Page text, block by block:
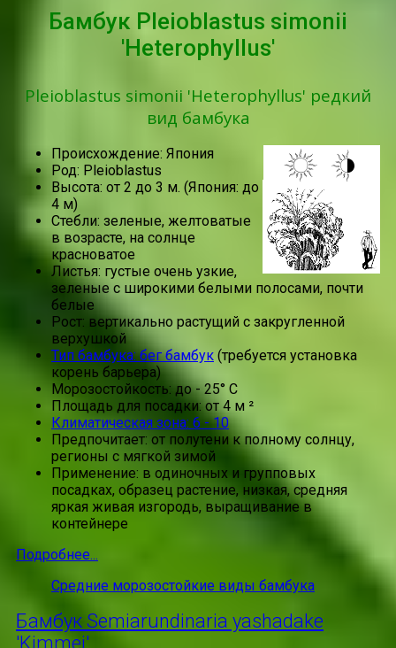
Бамбук Pleioblastus simonii
'Heterophyllus'
Pleioblastus simonii 'Heterophyllus' редкий
вид бамбука
Происхождение: Япония
Род: Pleioblastus
Высота: от 2 до 3 м. (Япония: до
4 м)
Стебли: зеленые, желтоватые
в возрасте, на солнце
красноватое
Листья: густые очень узкие,
зеленые с широкими белыми полосами, почти
белые
Рост: вертикально растущий с закругленной
верхушкой
Тип бамбука: бег бамбук (требуется установка
корень барьера)
Морозостойкость: до - 25° C
Площадь для посадки: от 4 м ²
Климатическая зона: 6 - 10
Предпочитает: от полутени к полному солнцу,
регионы с мягкой зимой
Применение: в одиночных и групповых
посадках, образец растение, низкая, средняя
яркая живая изгородь, выращивание в
контейнере
Подробнее...
Средние морозостойкие виды бамбука
Бамбук Semiarundinaria yashadake
'Kimmei'